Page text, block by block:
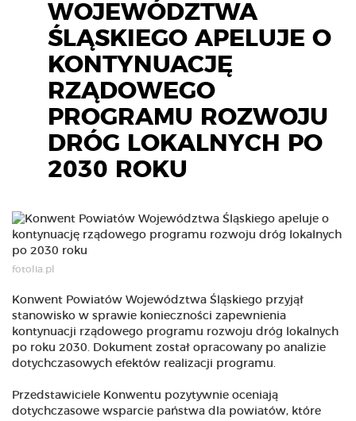
WOJEWÓDZTWA
ŚLĄSKIEGO APELUJE O
KONTYNUACJĘ
RZĄDOWEGO
PROGRAMU ROZWOJU
DRÓG LOKALNYCH PO
2030 ROKU
fotolia.pl
Konwent Powiatów Województwa Śląskiego przyjął
stanowisko w sprawie konieczności zapewnienia
kontynuacji rządowego programu rozwoju dróg lokalnych
po roku 2030. Dokument został opracowany po analizie
dotychczasowych efektów realizacji programu.
Przedstawiciele Konwentu pozytywnie oceniają
dotychczasowe wsparcie państwa dla powiatów, które